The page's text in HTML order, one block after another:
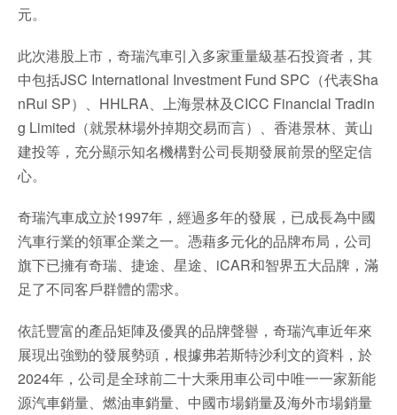
元。
此次港股上市，奇瑞汽車引入多家重量級基石投資者，其
中包括JSC International Investment Fund SPC（代表Sha
nRui SP）、HHLRA、上海景林及CICC Financial Tradin
g Limited（就景林場外掉期交易而言）、香港景林、黃山
建投等，充分顯示知名機構對公司長期發展前景的堅定信
心。
奇瑞汽車成立於1997年，經過多年的發展，已成長為中國
汽車行業的領軍企業之一。憑藉多元化的品牌布局，公司
旗下已擁有奇瑞、捷途、星途、iCAR和智界五大品牌，滿
足了不同客戶群體的需求。
依託豐富的產品矩陣及優異的品牌聲譽，奇瑞汽車近年來
展現出強勁的發展勢頭，根據弗若斯特沙利文的資料，於
2024年，公司是全球前二十大乘用車公司中唯一一家新能
源汽車銷量、燃油車銷量、中國市場銷量及海外市場銷量